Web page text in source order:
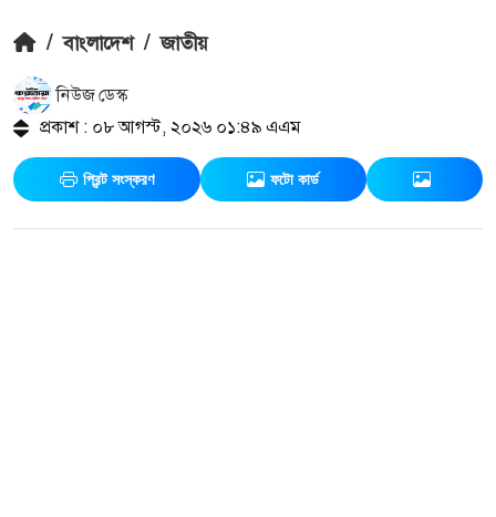
/ বাংলাদেশ / জাতীয়
নিউজ ডেস্ক
প্রকাশ : ০৮ আগস্ট, ২০২৬ ০১:৪৯ এএম
প্রিন্ট সংস্করণ ফটো কার্ড